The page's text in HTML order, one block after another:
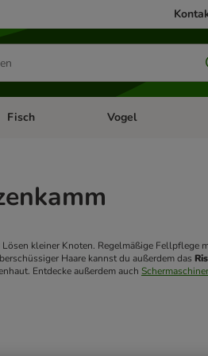
Hundefutter & Zubehör
Kategorie-Menü öffnen: Kleintier
Fisch Kategorie-Menü
Vogel
Haare kannst du außerdem das
Entdecke außerdem auch